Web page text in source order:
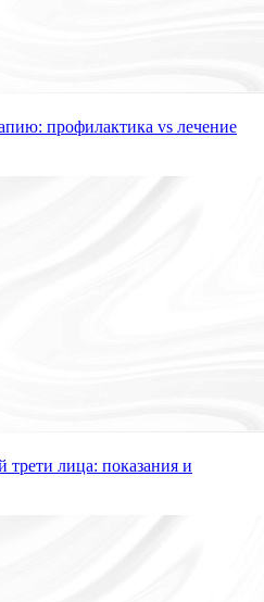
профилактика vs лечение
трети лица: показания и